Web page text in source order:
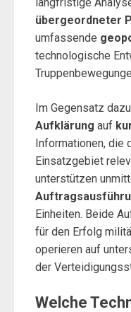
übergeordneter
umfassende
technologische
Im Gegensatz
Aufklärung auf
Informationen, die
Einsatzgebiet
unterstützen
Einheiten. Beide
für den Erfolg
operieren auf
der
Welche